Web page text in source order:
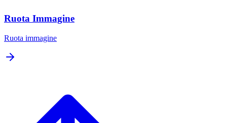
Ruota Immagine
Ruota immagine